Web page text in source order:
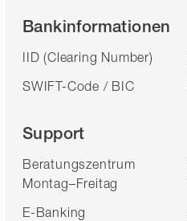
Bankinformationen
IID (Clearing Number)
SWIFT-Code / BIC
Support
Beratungszentrum
Montag–Freitag
E-Banking